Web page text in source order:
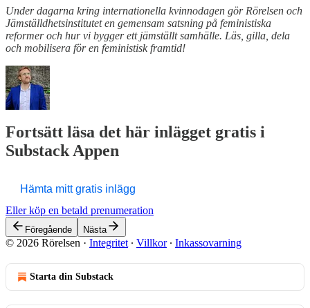
Under dagarna kring internationella kvinnodagen gör Rörelsen och
Jämställdhetsinstitutet en gemensam satsning på feministiska
reformer och hur vi bygger ett jämställt samhälle. Läs, gilla, dela
och mobilisera för en feministisk framtid!
Fortsätt läsa det här inlägget gratis i
Substack Appen
Hämta mitt gratis inlägg
Eller köp en betald prenumeration
Föregående Nästa
© 2026 Rörelsen · Integritet ∙ Villkor∙ Inkassovarning
Starta din Substack